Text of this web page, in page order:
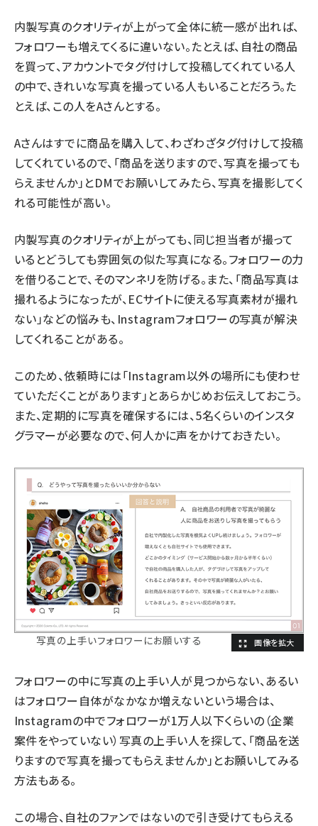
内製写真のクオリティが上がって全体に統一感が出れば、
フォロワーも増えてくるに違いない。たとえば、自社の商品
を買って、アカウントでタグ付けして投稿してくれている人
の中で、きれいな写真を撮っている人もいることだろう。た
とえば、この人をAさんとする。
Aさんはすでに商品を購入して、わざわざタグ付けして投稿
してくれているので、「商品を送りますので、写真を撮っても
らえませんか」とDMでお願いしてみたら、写真を撮影してく
れる可能性が高い。
内製写真のクオリティが上がっても、同じ担当者が撮って
いるとどうしても雰囲気の似た写真になる。フォロワーの力
を借りることで、そのマンネリを防げる。また、「商品写真は
撮れるようになったが、ECサイトに使える写真素材が撮れ
ない」などの悩みも、Instagramフォロワーの写真が解決
してくれることがある。
このため、依頼時には「Instagram以外の場所にも使わせ
ていただくことがあります」とあらかじめお伝えしておこう。
また、定期的に写真を確保するには、5名くらいのインスタ
グラマーが必要なので、何人かに声をかけておきたい。
写真の上手いフォロワーにお願いする
フォロワーの中に写真の上手い人が見つからない、あるい
はフォロワー自体がなかなか増えないという場合は、
Instagramの中でフォロワーが1万人以下くらいの（企業
案件をやっていない）写真の上手い人を探して、「商品を送
りますので写真を撮ってもらえませんか」とお願いしてみる
方法もある。
この場合、自社のファンではないので引き受けてもらえる